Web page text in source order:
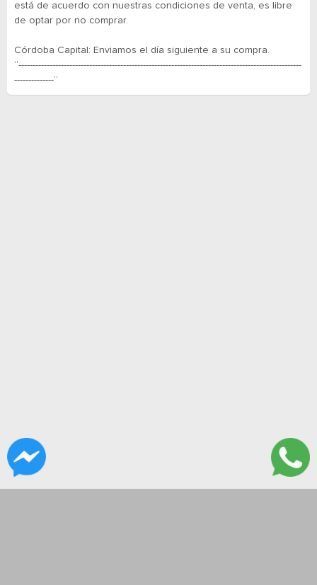
está de acuerdo con nuestras condiciones de venta, es libre
de optar por no comprar.
Córdoba Capital: Enviamos el día siguiente a su compra.
“----------------------------------------------------------------------------------------------------
--------------”